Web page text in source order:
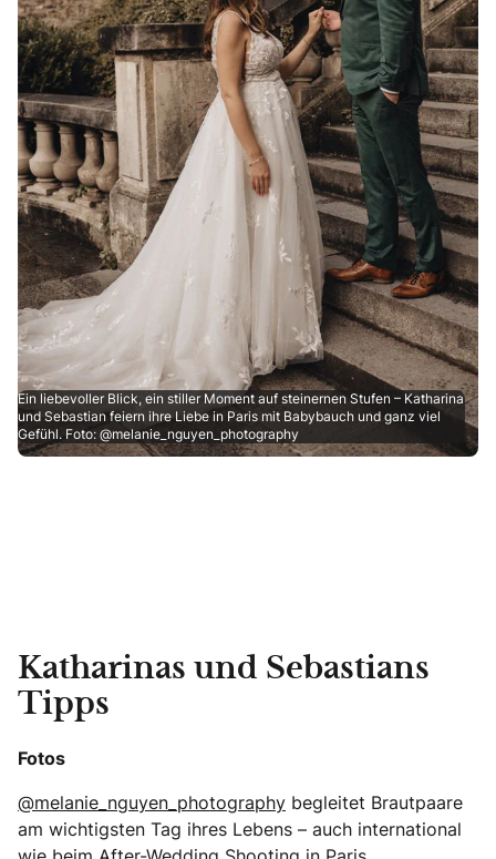
Ein liebevoller Blick, ein stiller Moment auf steinernen Stufen – Katharina
und Sebastian feiern ihre Liebe in Paris mit Babybauch und ganz viel
Gefühl. Foto: @melanie_nguyen_photography
Katharinas und Sebastians
Tipps
Fotos
@melanie_nguyen_photography begleitet Brautpaare
am wichtigsten Tag ihres Lebens – auch international